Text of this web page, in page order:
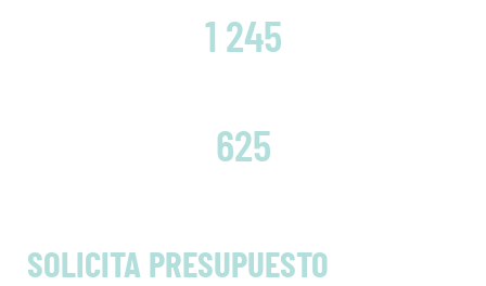
SOLICITA PRESUPUESTO
1 245
625